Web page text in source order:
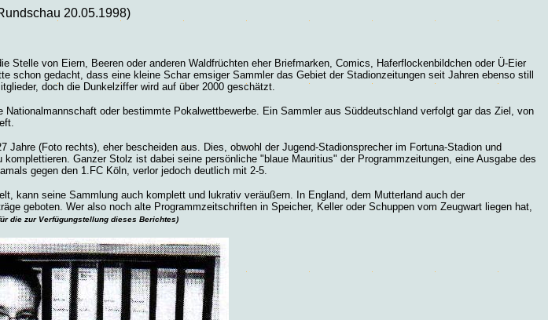
20.05.1998)
von Eiern, Beeren oder anderen Waldfrüchten eher Briefmarken, Comics, Haferflockenbildchen oder Ü-Eier
gedacht, dass eine kleine Schar emsiger Sammler das Gebiet der Stadionzeitungen seit Jahren ebenso still
doch die Dunkelziffer wird auf über 2000 geschätzt.
oder bestimmte Pokalwettbewerbe. Ein Sammler aus Süddeutschland verfolgt gar das Ziel, von
(Foto rechts), eher bescheiden aus. Dies, obwohl der Jugend-Stadionsprecher im Fortuna-Stadion und
Ganzer Stolz ist dabei seine persönliche "blaue Mauritius" der Programmzeitungen, eine Ausgabe des
gegen den 1.FC Köln, verlor jedoch deutlich mit 2-5.
kann seine Sammlung auch komplett und lukrativ veräußern. In England, dem Mutterland auch der
geboten. Wer also noch alte Programmzeitschriften in Speicher, Keller oder Schuppen vom Zeugwart liegen hat,
die zur Verfügungstellung dieses Berichtes)